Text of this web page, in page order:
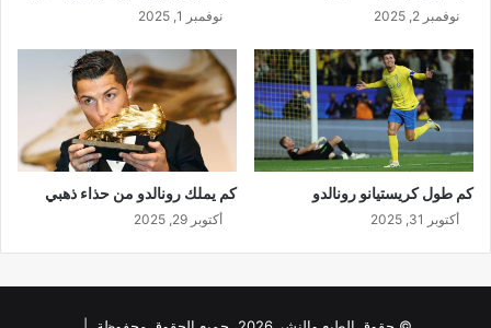
نوفمبر 2, 2025 نوفمبر 1, 2025
كم طول كريستيانو رونالدو
أكتوبر 31, 2025
كم يملك رونالدو من حذاء ذهبي
أكتوبر 29, 2025